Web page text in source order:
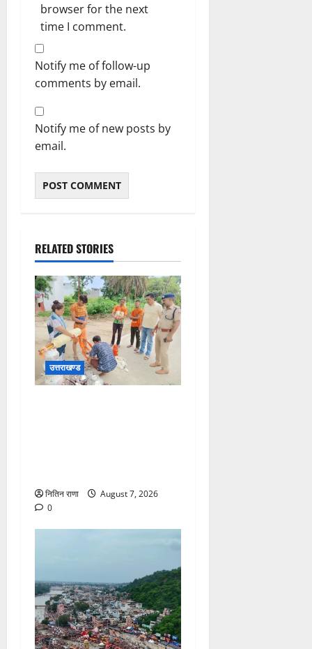
browser for the next
time I comment.
Notify me of follow-up
comments by email.
Notify me of new posts by
email.
RELATED STORIES
उत्तराखण्ड
नितिन राणा
August 7, 2026
0